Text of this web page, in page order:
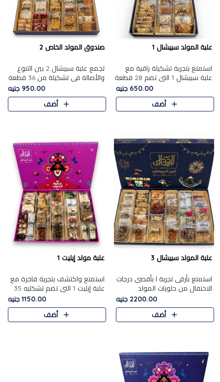
علبة المولد سبيشال 1
استمتع بتجربة تشكيلة راقية مع
علبة سبيشال 1 التي تضم 28 قطعة
من تشكيلة مختارة بعناية من أفخر
حلويات المولد المصرية الأصلية
الشرقية. تحتوي ال..
650.00 جنيه
أضف
صندوق المولد الخاص 2
تجمع علبة سبيشال 2 بين التنوع
والأصالة في تشكيلة من 36 قطعة
تضم أشهر حلويات المولد الشرقية.
تحتوي العلبة على الجزرية بالفول،
والجزرية بالبن..
950.00 جنيه
أضف
علبة المولد سبيشال 3
استمتع بأرقى تجربة ا بأقصى درجات
الاحتفال من حلويات المولد
المصريه الأصيلة مع هذه الفخامة
مع علبة سبيشال 3 التي تضم 56
قطعة من تشكيلة استثن..
2200.00 جنيه
أضف
علبة مولد إيليت 1
استمتع واكتشف بتجربة فاخرة مع
علبة إيليت 1 التي تضم تشكليه 35
قطعة من أرقى حلويات المولد
المصري الأصيلة ,معروضة بشكل
جميل في علبة أنيقة ، في..
1150.00 جنيه
أضف